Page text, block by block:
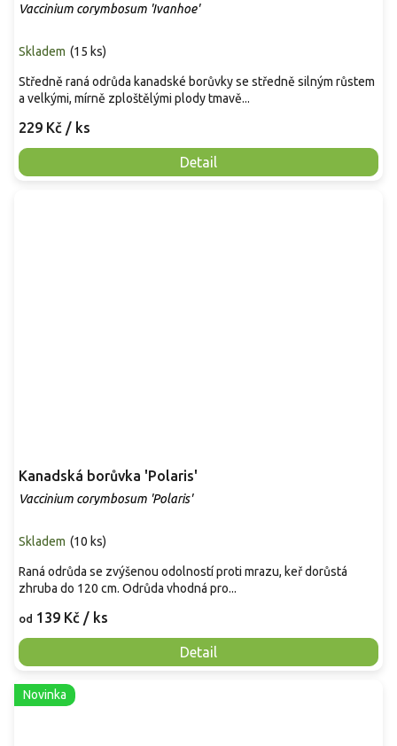
Vaccinium corymbosum 'Ivanhoe'
Skladem (15 ks)
229 Kč / ks
Detail
Středně raná odrůda kanadské borůvky se středně silným růstem
a velkými, mírně zploštělými plody tmavě...
Kanadská borůvka 'Polaris'
Vaccinium corymbosum 'Polaris'
Skladem (10 ks)
od 139 Kč / ks
Detail
Raná odrůda se zvýšenou odolností proti mrazu, keř dorůstá
zhruba do 120 cm. Odrůda vhodná pro...
Novinka